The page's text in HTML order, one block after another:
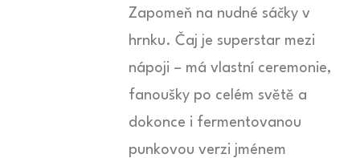
Zapomeň na nudné sáčky v
hrnku. Čaj je superstar mezi
nápoji – má vlastní ceremonie,
fanoušky po celém světě a
dokonce i fermentovanou
punkovou verzi jménem